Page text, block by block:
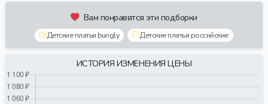
Вам понравятся эти подборки
Детские платья bungly Детские платья российские
ИСТОРИЯ ИЗМЕНЕНИЯ ЦЕНЫ